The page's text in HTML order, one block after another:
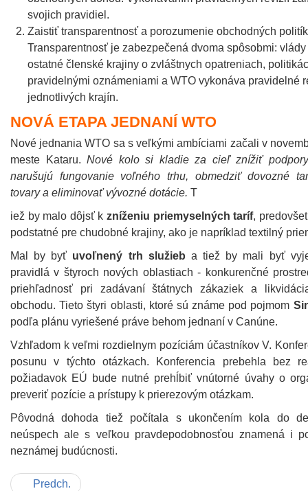
svojich pravidiel.
Zaistiť transparentnosť a porozumenie obchodných
Transparentnosť je zabezpečená dvoma spôsobmi:
ostatné členské krajiny o zvláštnych opatreniach,
pravidelnými oznámeniami a WTO vykonáva pravidelné
jednotlivých krajín.
NOVÁ ETAPA JEDNANÍ WTO
Nové jednania WTO sa s veľkými ambíciami začali v
meste Kataru. Nové kolo si kladie za cieľ znížiť podpory
narušujú fungovanie voľného trhu, obmedziť dovozné
tovary a eliminovať vývozné dotácie. T
iež by malo dôjsť k zníženiu priemyselných taríf,
podstatné pre chudobné krajiny, ako je napríklad textilný
Mal by byť uvoľnený trh služieb a tiež by mali byť
pravidlá v štyroch nových oblastiach - konkurenčné
priehľadnosť pri zadávaní štátnych zákaziek a
obchodu. Tieto štyri oblasti, ktoré sú známe pod pojmom
podľa plánu vyriešené práve behom jednaní v Canúne.
Vzhľadom k veľmi rozdielnym pozíciám účastníkov V.
posunu v týchto otázkach. Konferencia prebehla bez
požiadavok EÚ bude nutné prehĺbiť vnútorné úvahy o
preveriť pozície a prístupy k prierezovým otázkam.
Pôvodná dohoda tiež počítala s ukončením kola do
neúspech ale s veľkou pravdepodobnosťou znamená i
neznámej budúcnosti.
Predch.